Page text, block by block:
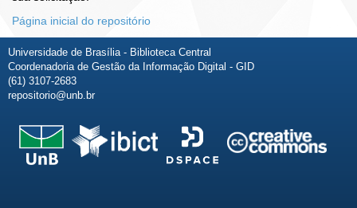
Página inicial do repositório
Universidade de Brasília - Biblioteca Central
Coordenadoria de Gestão da Informação Digital - GID
(61) 3107-2683
repositorio@unb.br